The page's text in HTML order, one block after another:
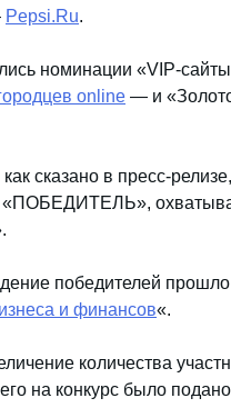
Pepsi.Ru.
номинации «VIP-
online — и
сказано в пресс-
«ПОБЕДИТЕЛЬ»,
победителей
и финансов«.
количества
на конкурс было подано